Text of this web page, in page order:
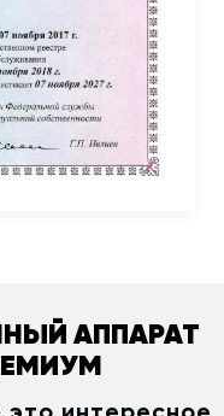
АППАРАТ